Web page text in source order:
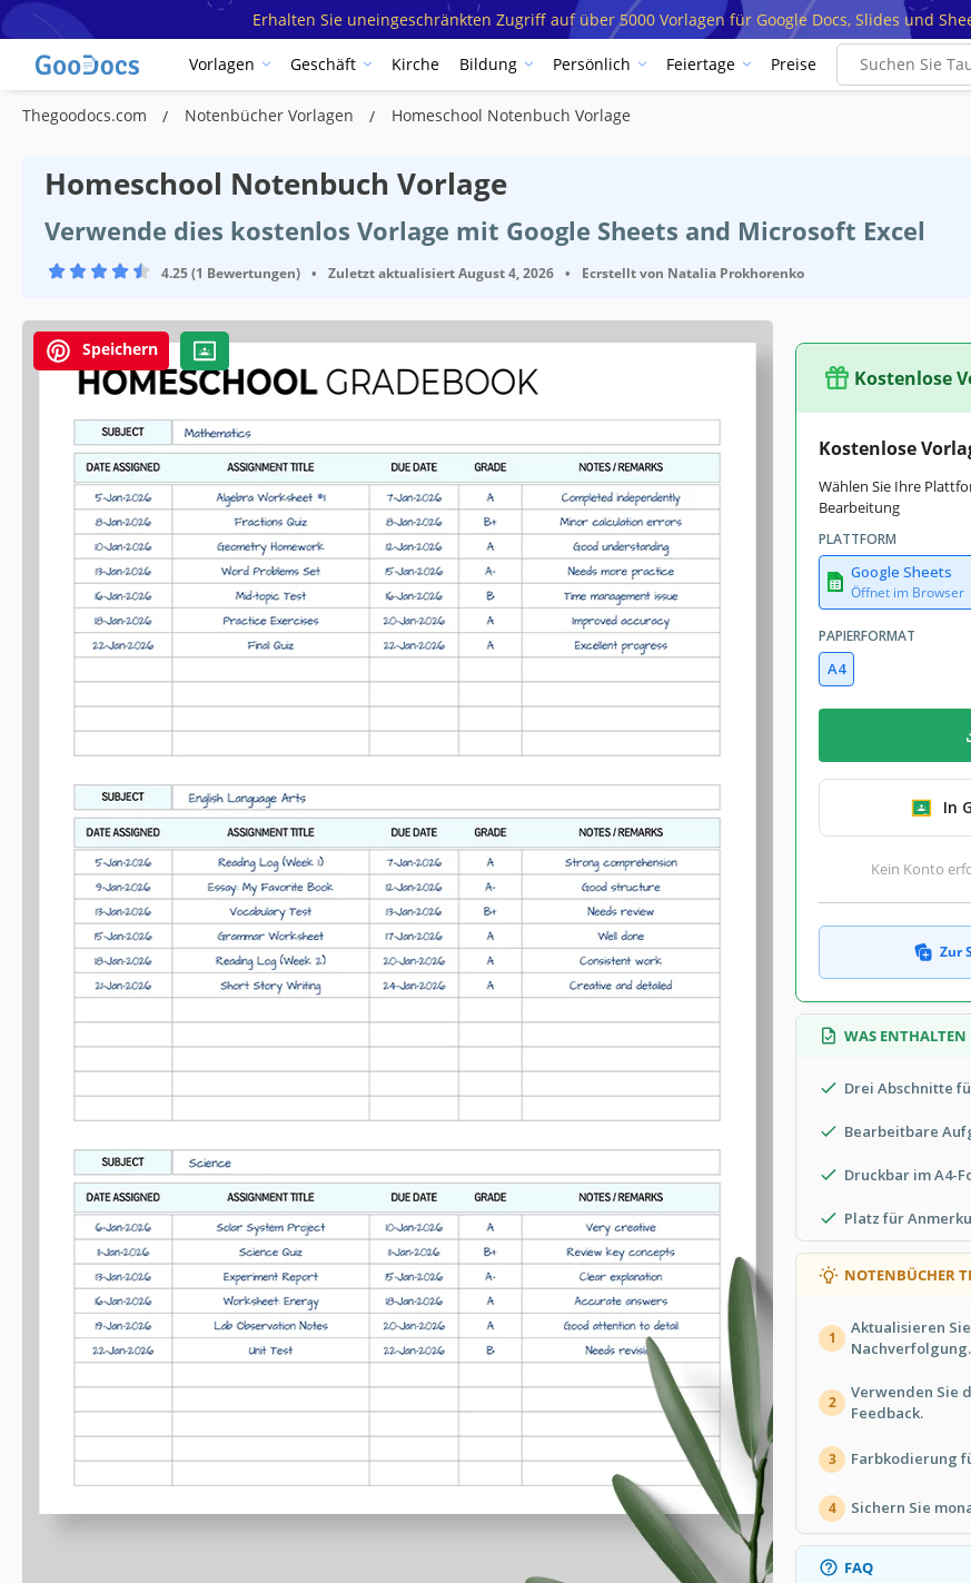
Erhalten Sie uneingeschränkten Zugriff auf über 5000 Vorlagen für Google Docs, Slides und
Vorlagen Geschäft Kirche Bildung Persönlich Feiertage Preise
Thegoodocs.com Notenbücher Vorlagen Homeschool Notenbuch Vorlage
Homeschool Notenbuch Vorlage
Verwende dies kostenlos Vorlage mit Google Sheets and Microsoft Excel
4.25 (1 Bewertungen) • Zuletzt aktualisiertAugust 4, 2026 • Ecrstellt von Natalia Prokhorenko
Speichern
Kostenlose
Kostenlose
Wählen Sie Ihre
Bearbeitung
PLATTFORM
Google Sheets
Öffnet im Browser
PAPIERFORMAT
A4
In
Kein Konto
Zur
WAS ENTHALTEN
Drei Abschnitte
Bearbeitbare
Druckbar im A4-
Platz für
NOTENBÜCHER
1
Aktualisieren
Nachverfolgung.
2
Verwenden Sie
Feedback.
3 Farbkodierung
4 Sichern Sie
FAQ